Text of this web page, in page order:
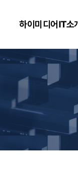
하이미디어IT소